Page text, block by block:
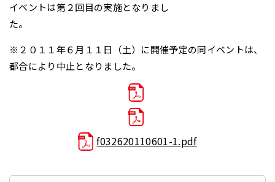
イベントは第２回目の実施となりまし
た。
※２０１１年６月１１日（土）に開催予定の同イベントは、
都合により中止となりました。
f032620110601-1.pdf